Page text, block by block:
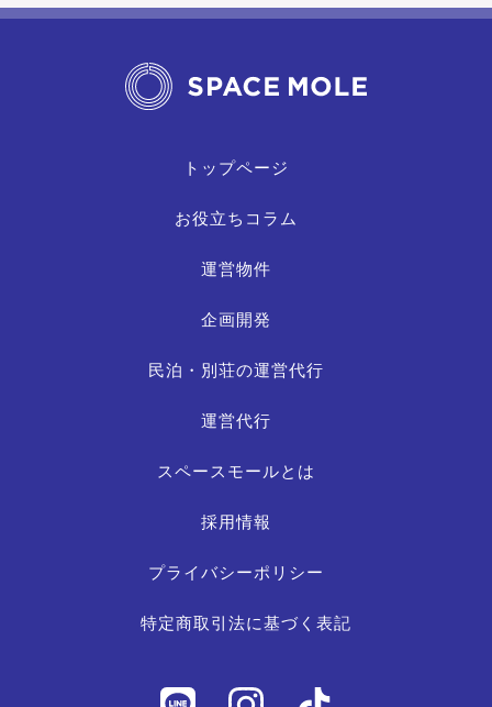
トップページ
お役立ちコラム
運営物件
企画開発
民泊・別荘の運営代行
運営代行
スペースモールとは
採用情報
プライバシーポリシー
特定商取引法に基づく表記